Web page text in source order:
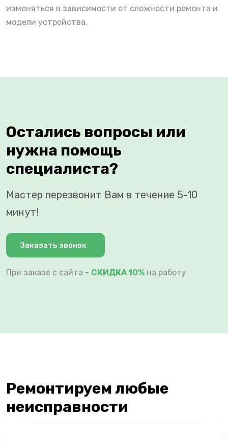
изменяться в зависимости от сложности ремонта и
модели устройства.
Остались вопросы или
нужна помощь
специалиста?
Мастер перезвонит Вам в течение 5-10
минут!
Заказать звонок
При заказе с сайта - СКИДКА 10% на работу
Ремонтируем любые
неисправности